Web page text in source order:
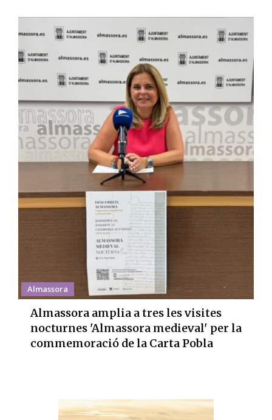
Almassora
Almassora amplia a tres les visites
nocturnes 'Almassora medieval' per la
commemoració de la Carta Pobla